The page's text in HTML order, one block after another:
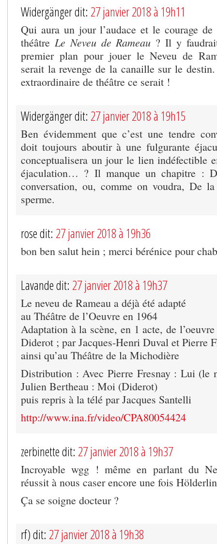
Widergänger dit: 27 janvier 2018 à 19h11
Qui aura un jour l’audace et le courage de
théâtre Le Neveu de Rameau ? Il y
premier plan pour jouer le Neveu de
serait la revenge de la canaille sur le
extraordinaire de théâtre ce serait !
Widergänger dit: 27 janvier 2018 à 19h15
Ben évidemment que c’est une tendre
doit toujours aboutir à une fulgurante
conceptualisera un jour le lien indéfectible
éjaculation… ? Il manque un chapitre :
conversation, ou, comme on voudra, De
sperme.
rose dit: 27 janvier 2018 à 19h36
bon ben salut hein ; merci bérénice pour
Lavande dit: 27 janvier 2018 à 19h37
Le neveu de Rameau a déjà été adapté
au Théâtre de l’Oeuvre en 1964
Adaptation à la scène, en 1 acte, de
Diderot ; par Jacques-Henri Duval et Pierre
ainsi qu’au Théâtre de la Michodière
Distribution : Avec Pierre Fresnay : Lui (le
Julien Bertheau : Moi (Diderot)
puis repris à la télé par Jacques Santelli
http://www.ina.fr/video/CPA80054424
zerbinette dit: 27 janvier 2018 à 19h37
Incroyable wgg ! même en parlant du
réussit à nous caser encore une fois
Ça se soigne docteur ?
rf) dit: 27 janvier 2018 à 19h38